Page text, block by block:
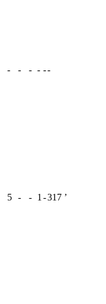
- - - - --
5 - - 1 -317 ʼ